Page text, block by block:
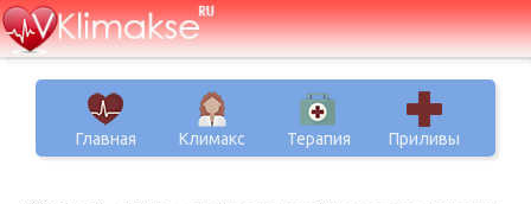
Главная Климакс Терапия Приливы